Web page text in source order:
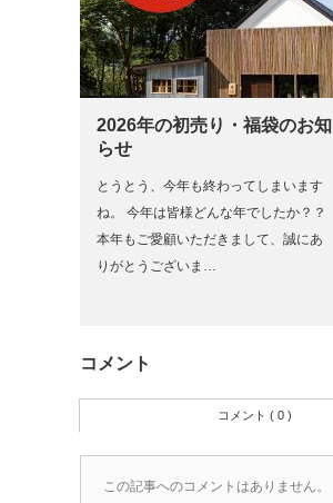
2026年の初売り・福袋のお知
らせ
とうとう、今年も終わってしまいます
ね。 今年は皆様どんな年でしたか？？
本年もご愛顧いただきまして、誠にあ
りがとうございま…
コメント
コメント ( 0 )
この記事へのコメントはありません。